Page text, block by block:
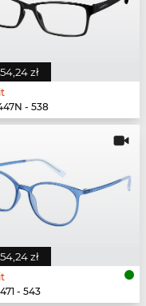
zł
- 538
zł
- 543